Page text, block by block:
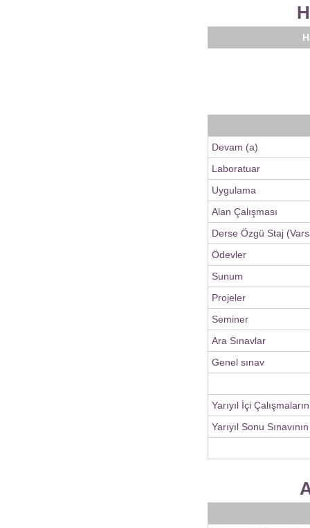
Devam (a)
Laboratuar
Uygulama
Alan Çalışması
Derse Özgü Staj
Ödevler
Sunum
Projeler
Seminer
Ara Sınavlar
Genel sınav
Yarıyıl İçi
Yarıyıl Sonu